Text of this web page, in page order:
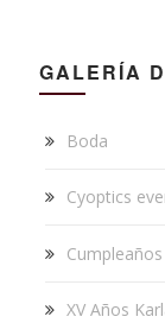
GALERÍA
Boda
Cyoptics
XV Años